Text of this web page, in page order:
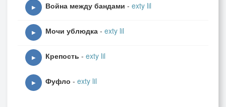
▶ Война между бандами - exty lil
▶ Мочи ублюдка - exty lil
▶ Крепость - exty lil
▶ Фуфло - exty lil